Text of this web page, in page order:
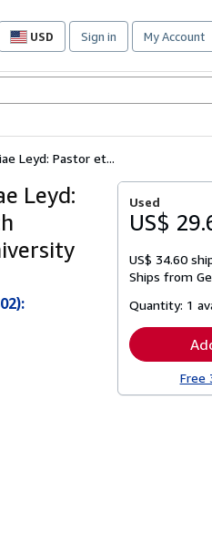
USD
Site
preferences
Sign in My Account
Leyd: Pastor et...
Leyd:
Used
US$
US$ 34.60
Ships from
Quantity: 1
Free